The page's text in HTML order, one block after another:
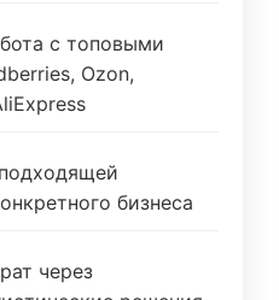
с топовыми
Ozon,
бизнеса
через